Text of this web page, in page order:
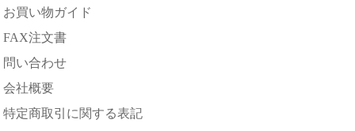
お買い物ガイド
FAX注文書
問い合わせ
会社概要
特定商取引に関する表記